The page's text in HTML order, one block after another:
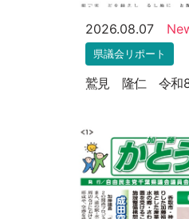
2026.08.07
県議会リポート
鷲見 隆仁 令和8